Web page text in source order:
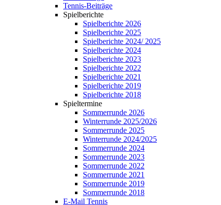
Tennis-Beiträge
Spielberichte
Spielberichte 2026
Spielberichte 2025
Spielberichte 2024/ 2025
Spielberichte 2024
Spielberichte 2023
Spielberichte 2022
Spielberichte 2021
Spielberichte 2019
Spielberichte 2018
Spieltermine
Sommerrunde 2026
Winterrunde 2025/2026
Sommerrunde 2025
Winterrunde 2024/2025
Sommerrunde 2024
Sommerrunde 2023
Sommerrunde 2022
Sommerrunde 2021
Sommerrunde 2019
Sommerrunde 2018
E-Mail Tennis